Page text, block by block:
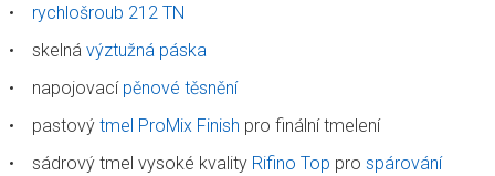
rychlošroub 212 TN
skelná výztužná páska
napojovací pěnové těsnění
pastový tmel ProMix Finish pro finální tmelení
sádrový tmel vysoké kvality Rifino Top pro spárování